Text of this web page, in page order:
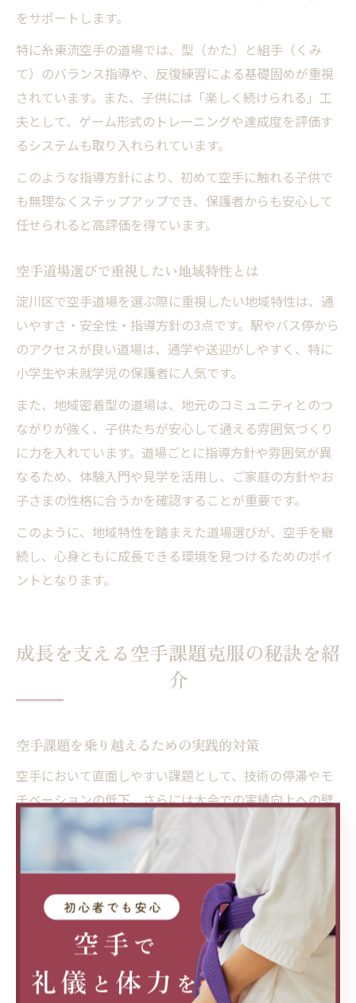
をサポートします。
特に糸東流空手の道場では、型（かた）と組手（くみ
て）のバランス指導や、反復練習による基礎固めが重視
されています。また、子供には「楽しく続けられる」工
夫として、ゲーム形式のトレーニングや達成度を評価す
るシステムも取り入れられています。
このような指導方針により、初めて空手に触れる子供で
も無理なくステップアップでき、保護者からも安心して
任せられると高評価を得ています。
空手道場選びで重視したい地域特性とは
淀川区で空手道場を選ぶ際に重視したい地域特性は、通
いやすさ・安全性・指導方針の3点です。駅やバス停から
のアクセスが良い道場は、通学や送迎がしやすく、特に
小学生や未就学児の保護者に人気です。
また、地域密着型の道場は、地元のコミュニティとのつ
ながりが強く、子供たちが安心して通える雰囲気づくり
に力を入れています。道場ごとに指導方針や雰囲気が異
なるため、体験入門や見学を活用し、ご家庭の方針やお
子さまの性格に合うかを確認することが重要です。
このように、地域特性を踏まえた道場選びが、空手を継
続し、心身ともに成長できる環境を見つけるためのポイ
ントとなります。
成長を支える空手課題克服の秘訣を紹
介
空手課題を乗り越えるための実践的対策
空手において直面しやすい課題として、技術の停滞やモ
チベーションの低下、さらには大会での実績向上への壁
が挙げられます。大阪府大阪市淀川区でも、各道場ごと
に稽古方針や指導内容が異なり、個々の課題解決には工
夫が必要です。
まず、課題を明確にするために現状の技術や体力レベル
を客観的に把握し、師範や指導者と相談しながら改善点
をリストアップしましょう。道場では、糸東流や松濤館
流などの流派ごとの基本動作や型（かた）の習得に注力
し、反復練習を通じて基礎力を養うことが効果的です。